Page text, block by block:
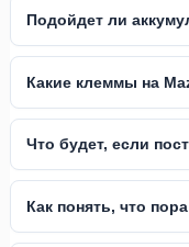
Подойдет ли
Какие клеммы на
Что будет, если
Как понять, что